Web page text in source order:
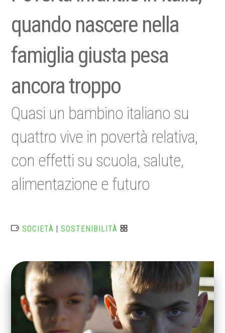
quando nascere nella
famiglia giusta pesa
ancora troppo
Quasi un bambino italiano su
quattro vive in povertà relativa,
con effetti su scuola, salute,
alimentazione e futuro
SOCIETÀ |SOSTENIBILITÀ